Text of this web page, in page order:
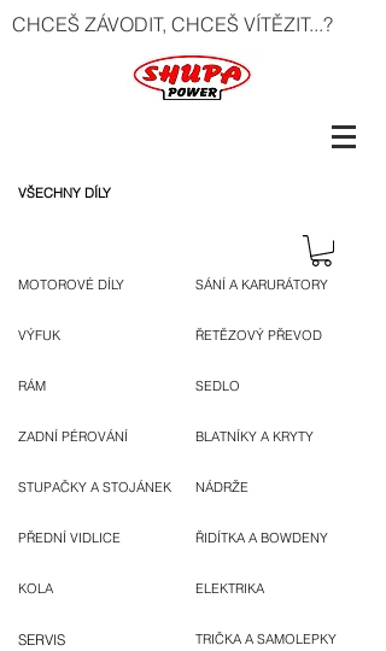
CHCEŠ ZÁVODIT, CHCEŠ VÍTĚZIT...?
VŠECHNY DÍLY
MOTOROVÉ DÍLY
VÝFUK
RÁM
ZADNÍ PÉROVÁNÍ
STUPAČKY A STOJÁNEK
PŘEDNÍ VIDLICE
KOLA
SERVIS
SÁNÍ A KARURÁTORY
ŘETĚZOVÝ PŘEVOD
SEDLO
BLATNÍKY A KRYTY
NÁDRŽE
ŘIDÍTKA A BOWDENY
ELEKTRIKA
TRIČKA A SAMOLEPKY